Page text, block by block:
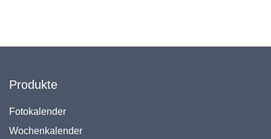
Produkte
Fotokalender
Wochenkalender